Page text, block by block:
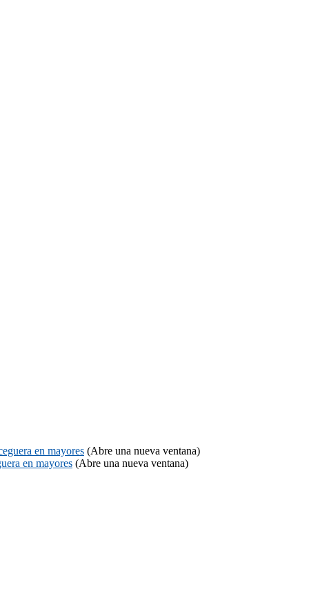
en mayores (Abre una nueva ventana)
en mayores (Abre una nueva ventana)